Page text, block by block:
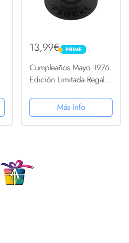
13,99€ PRIME
PRIME
Cumpleaños Mayo 1976
Edición Limitada Regalo
PopGrip Intercambiable
Más Info